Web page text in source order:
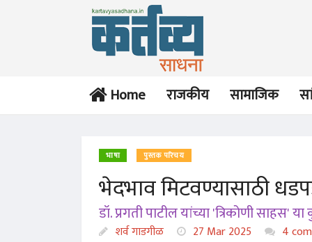
Home राजकीय सामाजिक
भाषा पुस्तक परिचय
भेदभाव मिटवण्यासाठी
डॉ. प्रगती पाटील यांच्या 'त्रिकोणी साहस'
शर्व गाडगीळ 27 Mar 2025 4